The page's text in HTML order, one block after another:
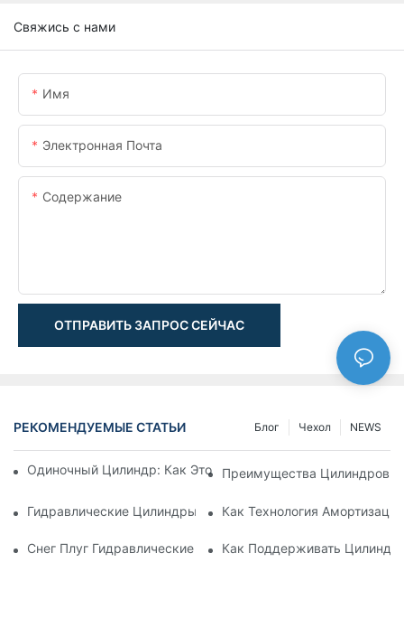
Свяжись с нами
Имя
Электронная Почта
Содержание
ОТПРАВИТЬ ЗАПРОС СЕЙЧАС
РЕКОМЕНДУЕМЫЕ СТАТЬИ NEWS
Чехол
Блог
Одиночный Цилиндр: Как Это Работает & Общие
Преимущества Цилиндров
Гидравлические Цилиндры С Амортизацией:
Как Технология
Снег Плуг Гидравлические Цилиндры: Основные
Как Поддерживать Цилиндр